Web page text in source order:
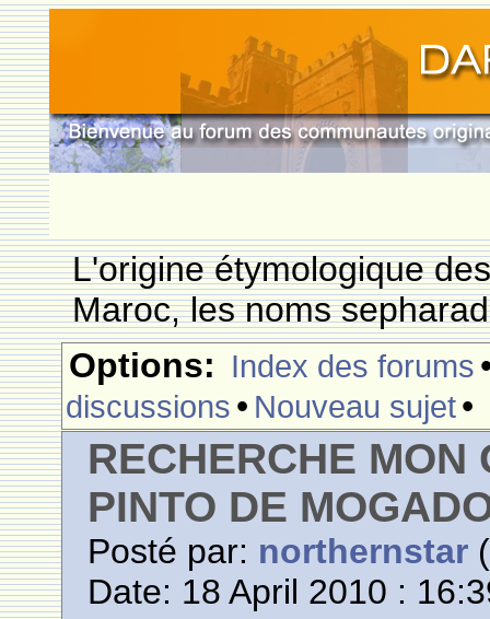
L'origine étymologique
Maroc, les noms
Options: Index des forums
discussions • Nouveau sujet•
RECHERCHE MON
PINTO DE
Posté par: northernstar
Date: 18 April 2010 :